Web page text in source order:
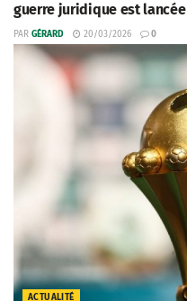
guerre juridique est lancée
PAR GÉRARD 20/03/2026 0
ACTUALITÉ